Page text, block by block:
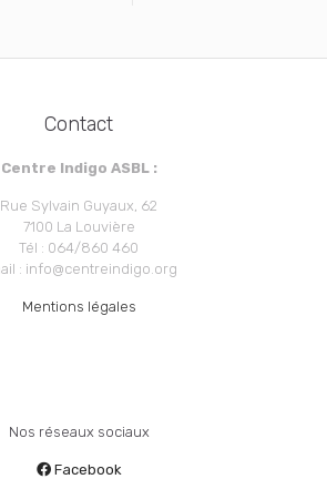
Contact
Centre Indigo ASBL :
Rue Sylvain Guyaux, 62
7100 La Louvière
Tél : 064/860 460
: info@centreindigo.org
Mentions légales
Nos réseaux sociaux
Facebook